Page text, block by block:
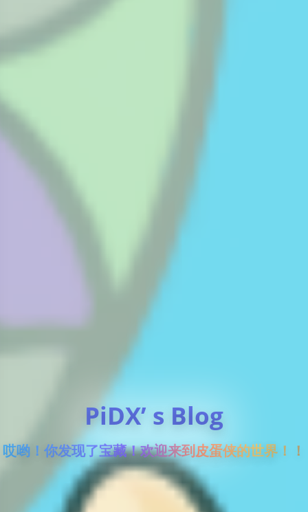
PiDX’ s Blog
哎哟！你发现了宝藏！欢迎来到皮蛋侠的世界！！